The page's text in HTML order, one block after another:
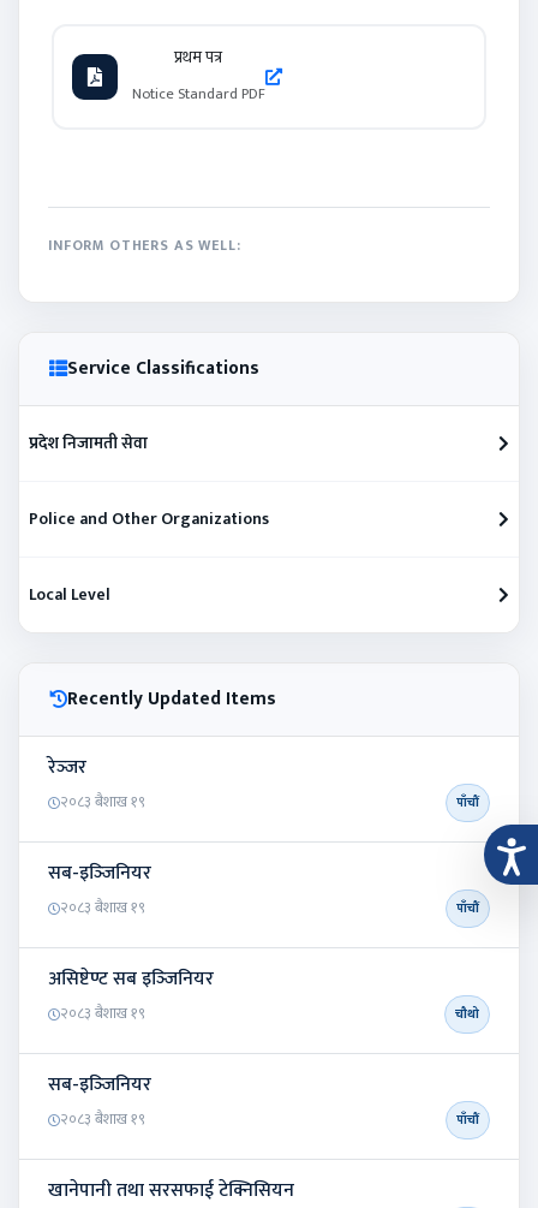
प्रथम पत्र
Notice Standard PDF
INFORM OTHERS AS WELL:
Service Classifications
प्रदेश निजामती सेवा
Police and Other Organizations
Local Level
Recently Updated Items
रेञ्‍जर
२०८३ बैशाख १९ पाँचौं
सब-इञ्‍जिनियर
२०८३ बैशाख १९ पाँचौं
असिष्टेण्ट सब इञ्‍जिनियर
२०८३ बैशाख १९ चौथो
सब-इञ्‍जिनियर
२०८३ बैशाख १९ पाँचौं
खानेपानी तथा सरसफाई टेक्निसियन